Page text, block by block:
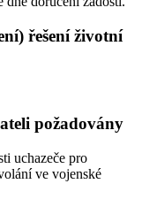
řešení životní
požadovány
uchazeče pro
ve vojenské